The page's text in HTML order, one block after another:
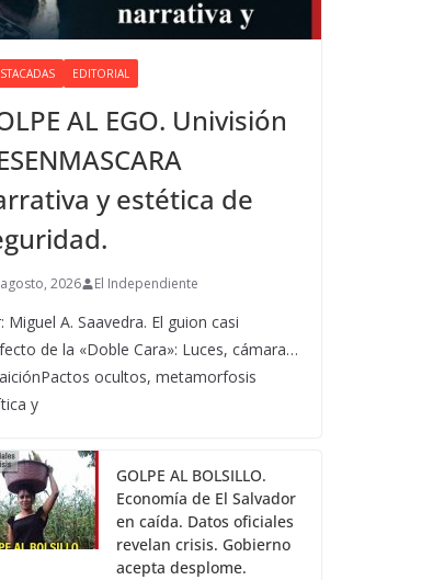
EDITORIAL
AL EGO. Univisión
y estética de
2026 El Independiente
Miguel A. Saavedra. El guion casi
de la «Doble Cara»: Luces, cámara…
ocultos, metamorfosis
y
GOLPE AL BOLSILLO.
Economía de El Salvador
en caída. Datos oficiales
revelan crisis. Gobierno
acepta desplome.